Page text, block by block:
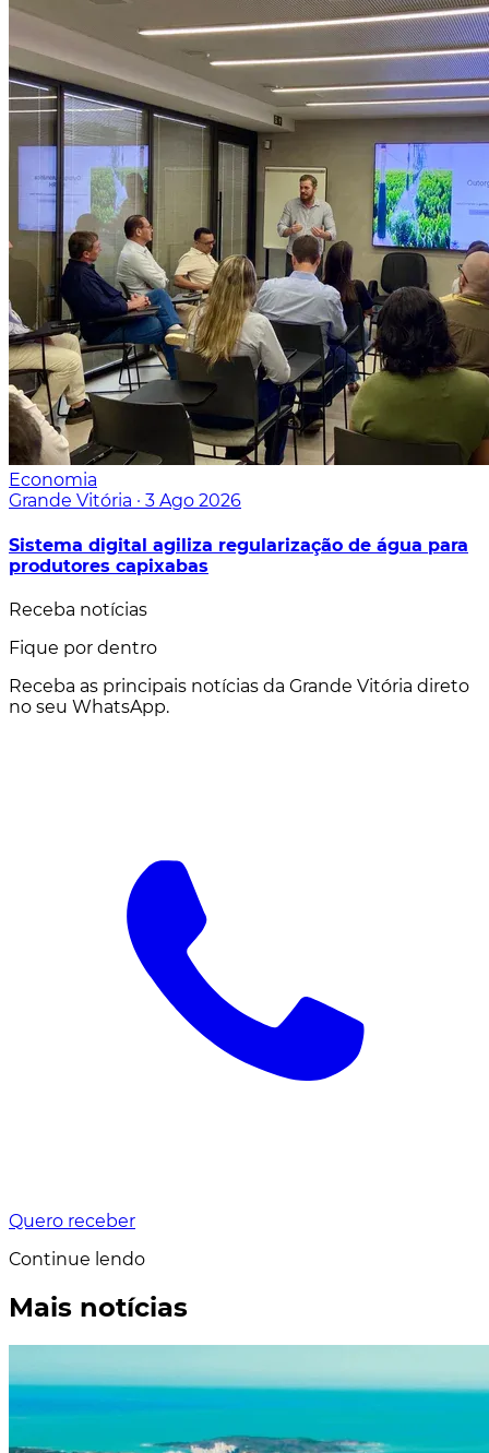
Economia
Grande Vitória · 3 Ago 2026
Sistema digital agiliza regularização de água para
produtores capixabas
Receba notícias
Fique por dentro
Receba as principais notícias da Grande Vitória direto
no seu WhatsApp.
Quero receber
Continue lendo
Mais notícias